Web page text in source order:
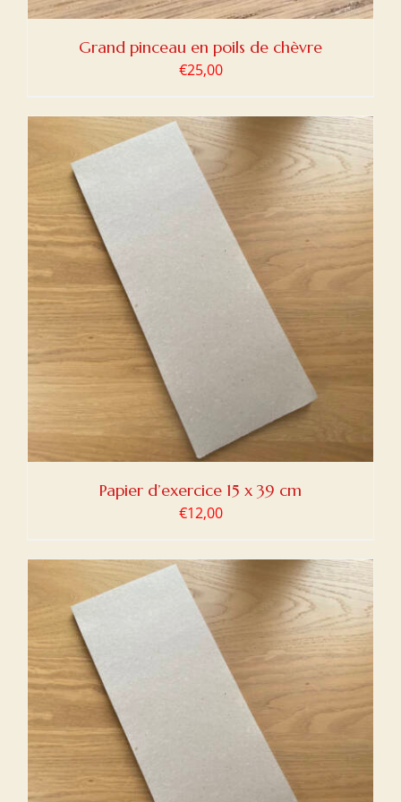
Grand pinceau en poils de chèvre
€25,00
Papier d’exercice 15 x 39 cm
€12,00